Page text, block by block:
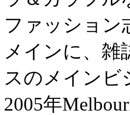
ファッション
メインに、雑
スのメインビ
2005年